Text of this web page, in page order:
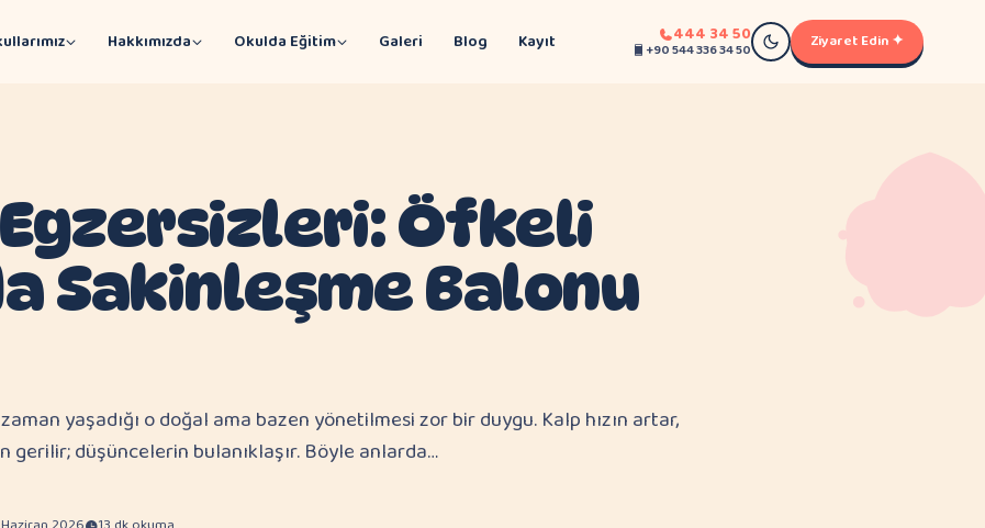
Hakkımızda Okulda Eğitim Galeri Blog Kayıt 444 34 50
+90 544 336 34 50 Ziyaret Edin ✦
Öfkeli
Sakinleşme Balonu
yaşadığı o doğal ama bazen yönetilmesi zor bir duygu. Kalp hızın artar,
gerilir; düşüncelerin bulanıklaşır. Böyle anlarda…